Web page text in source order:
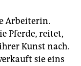
Arbeiterin.
Pferde, reitet,
Kunst nach.
sie eins